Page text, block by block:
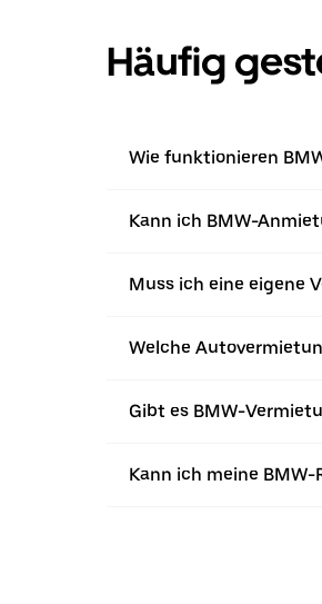
Häufig
Wie funktionieren
Kann ich BMW-
Muss ich eine eigene
Welche
Gibt es BMW-
Kann ich meine